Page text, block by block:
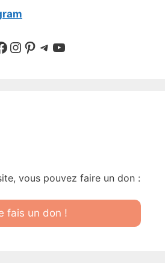
sur Facebook
Suivre sur Instagram
Pinterest
Sur Telegram
YouTube
vous pouvez faire un don :
fais un don !